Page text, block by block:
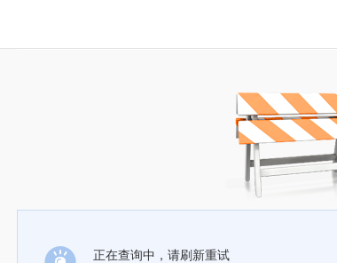
正在查询中，请刷新重试